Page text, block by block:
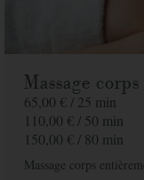
Massage
65,00 € / 25 min
110,00 € / 50 min
150,00 € / 80 min
Massage corps